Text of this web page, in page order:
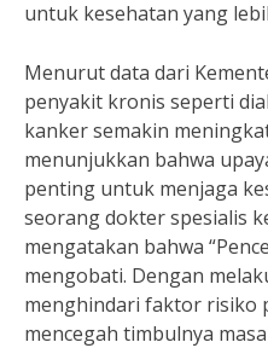
untuk kesehatan yang
Menurut data dari
penyakit kronis seperti
kanker semakin
menunjukkan bahwa
penting untuk menjaga
seorang dokter spesialis
mengatakan bahwa
mengobati. Dengan
menghindari faktor risiko
mencegah timbulnya